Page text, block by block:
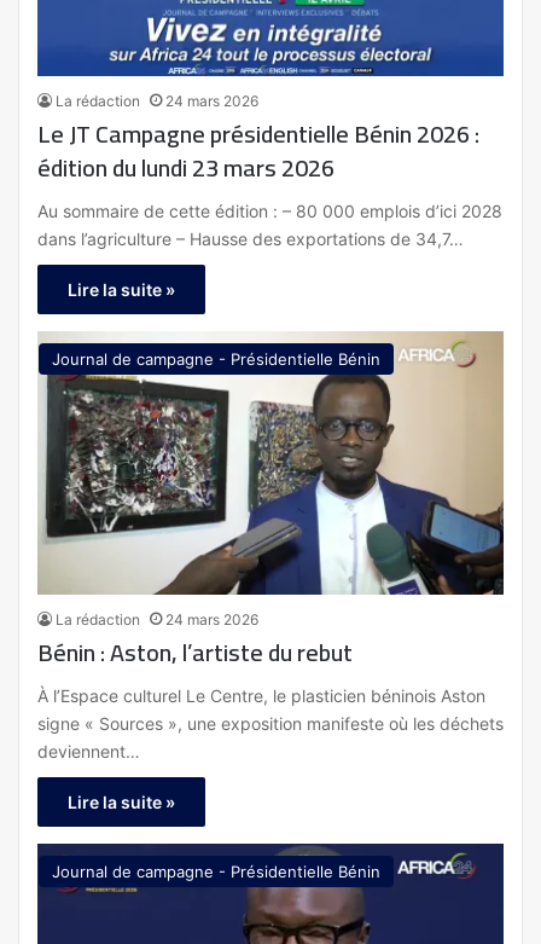
La rédaction 24 mars 2026
Le JT Campagne présidentielle Bénin 2026 :
édition du lundi 23 mars 2026
Au sommaire de cette édition : – 80 000 emplois d’ici 2028
dans l’agriculture – Hausse des exportations de 34,7…
Lire la suite »
Journal de campagne - Présidentielle Bénin
La rédaction 24 mars 2026
Bénin : Aston, l’artiste du rebut
À l’Espace culturel Le Centre, le plasticien béninois Aston
signe « Sources », une exposition manifeste où les déchets
deviennent…
Lire la suite »
Journal de campagne - Présidentielle Bénin